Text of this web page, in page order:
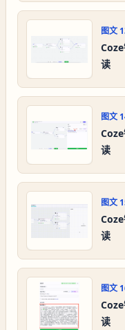
图文
读
图文
读
图文
读
图文
读